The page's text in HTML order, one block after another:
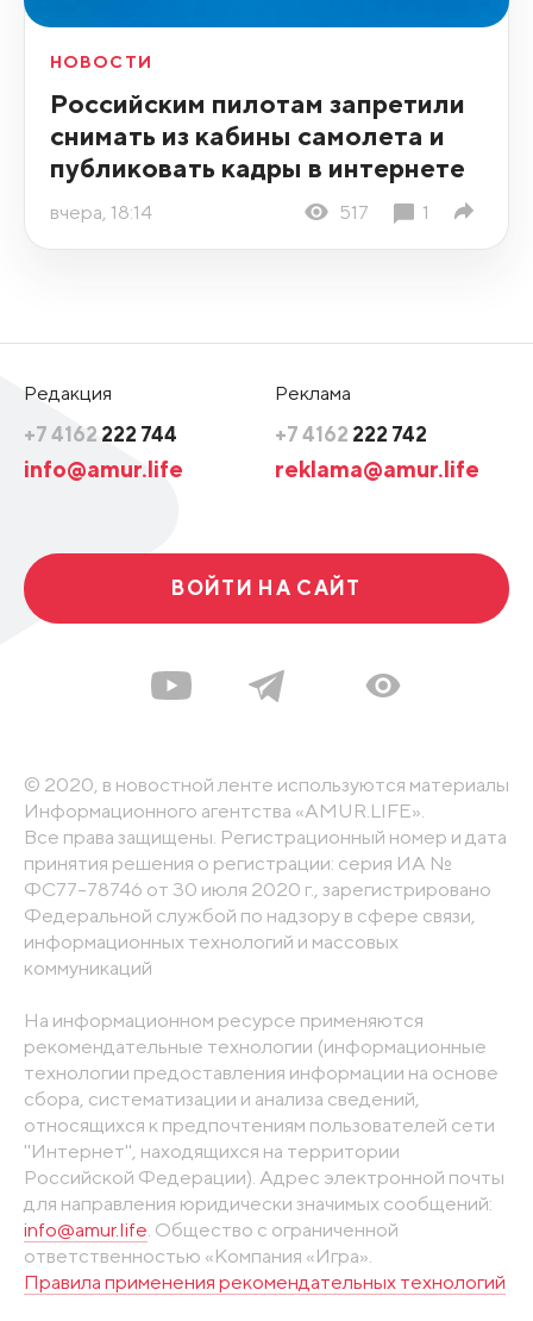
НОВОСТИ
Российским пилотам запретили
снимать из кабины самолета и
публиковать кадры в интернете
вчера, 18:14 517 1
Редакция
+7 4162 222 744
info@amur.life
Реклама
+7 4162 222 742
reklama@amur.life
ВОЙТИ НА САЙТ
© 2020, в новостной ленте используются материалы
Информационного агентства «AMUR.LIFE».
Все права защищены. Регистрационный номер и дата
принятия решения о регистрации: серия ИА №
ФС77-78746 от 30 июля 2020 г., зарегистрировано
Федеральной службой по надзору в сфере связи,
информационных технологий и массовых
коммуникаций
На информационном ресурсе применяются
рекомендательные технологии (информационные
технологии предоставления информации на основе
сбора, систематизации и анализа сведений,
относящихся к предпочтениям пользователей сети
"Интернет", находящихся на территории
Российской Федерации). Адрес электронной почты
для направления юридически значимых сообщений:
info@amur.life. Общество с ограниченной
ответственностью «Компания «Игра».
Правила применения рекомендательных технологий